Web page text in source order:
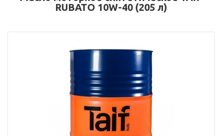
RUBATO 10W-40 (205 л)